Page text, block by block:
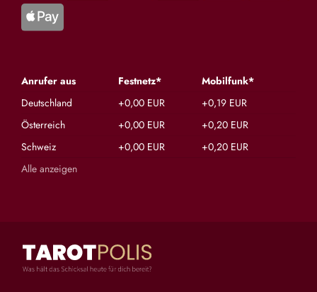
Anrufer aus Festnetz*
Mobilfunk*
Deutschland
+0,00 EUR
+0,19 EUR
Österreich
+0,00 EUR
+0,20 EUR
Schweiz
+0,00 EUR
+0,20 EUR
Alle anzeigen